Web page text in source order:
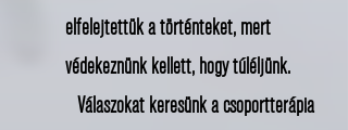
elfelejtettük a történteket, mert
védekeznünk kellett, hogy túléljünk.
Válaszokat keresünk a csoportterápia